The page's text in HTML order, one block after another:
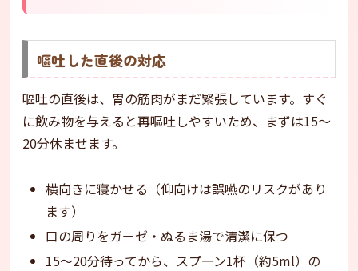
嘔吐した直後の対応
嘔吐の直後は、胃の筋肉がまだ緊張しています。すぐ
に飲み物を与えると再嘔吐しやすいため、まずは15〜
20分休ませます。
横向きに寝かせる（仰向けは誤嚥のリスクがあり
ます）
口の周りをガーゼ・ぬるま湯で清潔に保つ
15〜20分待ってから、スプーン1杯（約5ml）の